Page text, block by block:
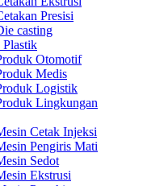
Presisi
casting
Plastik
Otomotif
Medis
Logistik
Lingkungan
Cetak Injeksi
Pengiris Mati
Sedot
Ekstrusi